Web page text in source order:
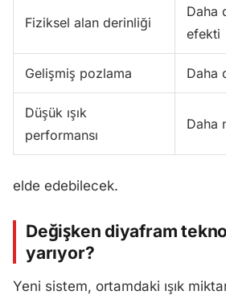
Fiziksel alan derinliği
Daha
efekti
Gelişmiş pozlama Daha
Düşük ışık
performansı
Daha
elde edebilecek.
Değişken diyafram
yarıyor?
Yeni sistem, ortamdaki ışık